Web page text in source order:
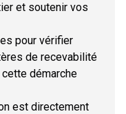
et soutenir vos
pour vérifier
de recevabilité
démarche
est directement